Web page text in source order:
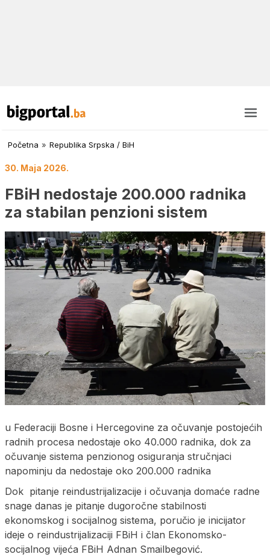
Početna » Republika Srpska / BiH
30. Maja 2026.
FBiH nedostaje 200.000 radnika
za stabilan penzioni sistem
u Federaciji Bosne i Hercegovine za očuvanje postojećih
radnih procesa nedostaje oko 40.000 radnika, dok za
očuvanje sistema penzionog osiguranja stručnjaci
napominju da nedostaje oko 200.000 radnika
Dok pitanje reindustrijalizacije i očuvanja domaće radne
snage danas je pitanje dugoročne stabilnosti
ekonomskog i socijalnog sistema, poručio je inicijator
ideje o reindustrijalizaciji FBiH i član Ekonomsko-
socijalnog vijeća FBiH Adnan Smailbegović.